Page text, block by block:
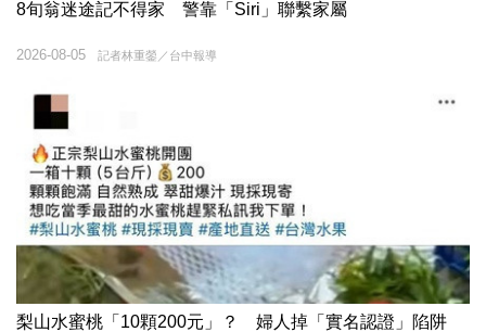
8旬翁迷途記不得家 警靠「Siri」聯繫家屬
記者林重鎣／台中報導
2026-08-05
梨山水蜜桃「10顆200元」？ 婦人掉「實名認證」陷阱